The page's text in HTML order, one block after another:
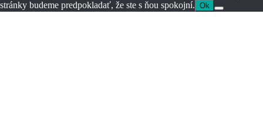
stránky budeme predpokladať, že ste s ňou spokojní. Ok